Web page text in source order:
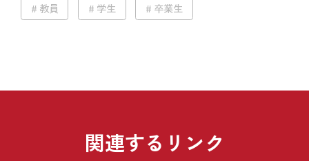
教員 学生 卒業生
関連するリンク